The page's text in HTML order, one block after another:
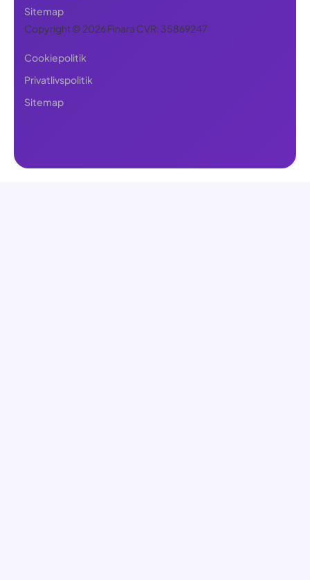
Sitemap
Copyright © 2026 Finara CVR: 35869247
Cookiepolitik
Privatlivspolitik
Sitemap